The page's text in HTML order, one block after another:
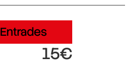
Entrades
15€